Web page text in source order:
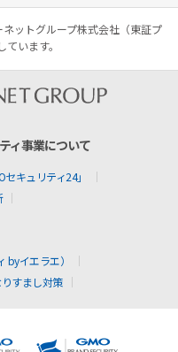
ネットグループ株式会社（東証プ
います。
ィ事業について
キュリティ24」
byイエラエ）
すまし対策